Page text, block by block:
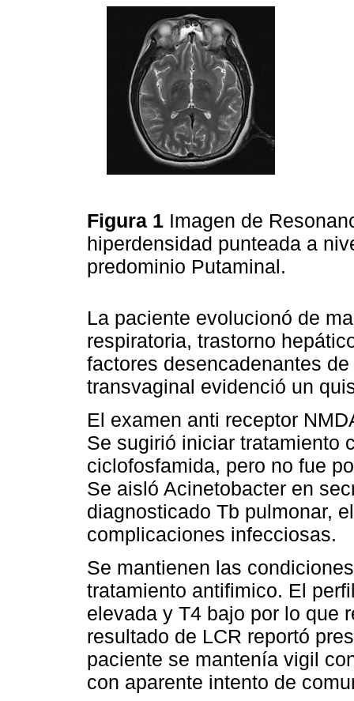
Figura 1 Imagen de
hiperdensidad punteada a
predominio Putaminal.
La paciente evolucionó de
respiratoria, trastorno
factores desencadenantes
transvaginal evidenció un
El examen anti receptor
Se sugirió iniciar tratamiento
ciclofosfamida, pero no fue
Se aisló Acinetobacter en
diagnosticado Tb pulmonar,
complicaciones infecciosas.
Se mantienen las
tratamiento antifimico. El
elevada y T4 bajo por lo que
resultado de LCR reportó
paciente se mantenía vigil
con aparente intento de